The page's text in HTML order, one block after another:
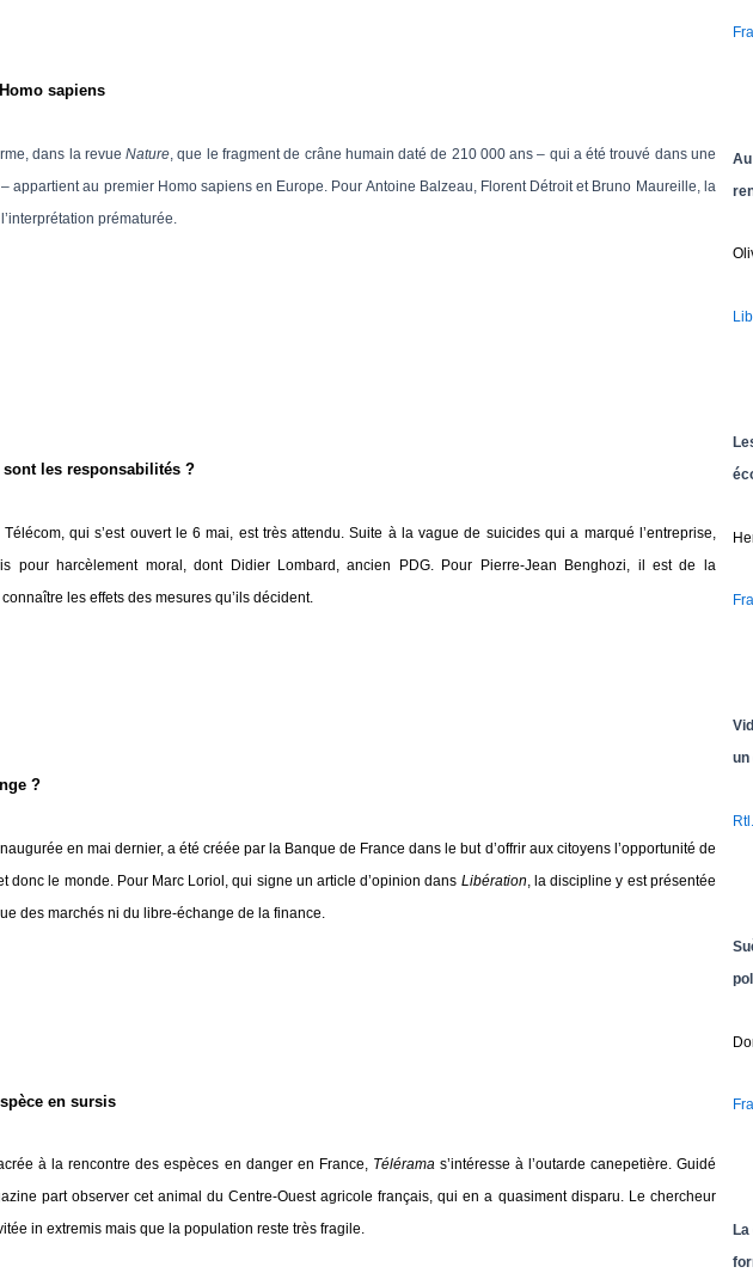
sapiens
dans la revueNature , que le fragment de crâne humain daté de 210 000 ans – qui a été trouvé dans une
appartient au premier Homo sapiens en Europe. Pour Antoine Balzeau, Florent Détroit et Bruno Maureille, la
prématurée.
sont les responsabilités ?
qui s’est ouvert le 6 mai, est très attendu. Suite à la vague de suicides qui a marqué l’entreprise,
pour harcèlement moral, dont Didier Lombard, ancien PDG. Pour Pierre-Jean Benghozi, il est de la
les effets des mesures qu’ils décident.
?
en mai dernier, a été créée par la Banque de France dans le but d’offrir aux citoyens l’opportunité de
donc le monde. Pour Marc Loriol, qui signe un article d’opinion dans Libération, la discipline y est présentée
des marchés ni du libre-échange de la finance.
en sursis
à la rencontre des espèces en danger en France, Téléramas’intéresse à l’outarde canepetière. Guidé
part observer cet animal du Centre-Ouest agricole français, qui en a quasiment disparu. Le chercheur
in extremis mais que la population reste très fragile.
un